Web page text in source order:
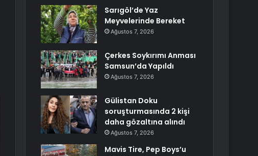
Sarıgöl’de Yaz
Meyvelerinde Bereket
Ağustos 7, 2026
Çerkes Soykırımı Anması
Samsun’da Yapıldı
Ağustos 7, 2026
Gülistan Doku
soruşturmasında 2 kişi
daha gözaltına alındı
Ağustos 7, 2026
Mavis Tire, Pep Boys’u